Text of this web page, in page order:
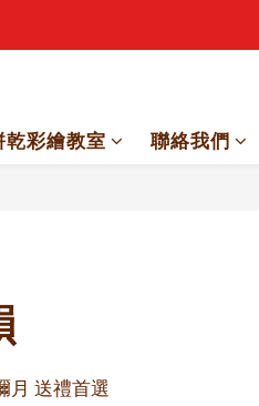
乾彩繪教室 聯絡我們
月 送禮首選